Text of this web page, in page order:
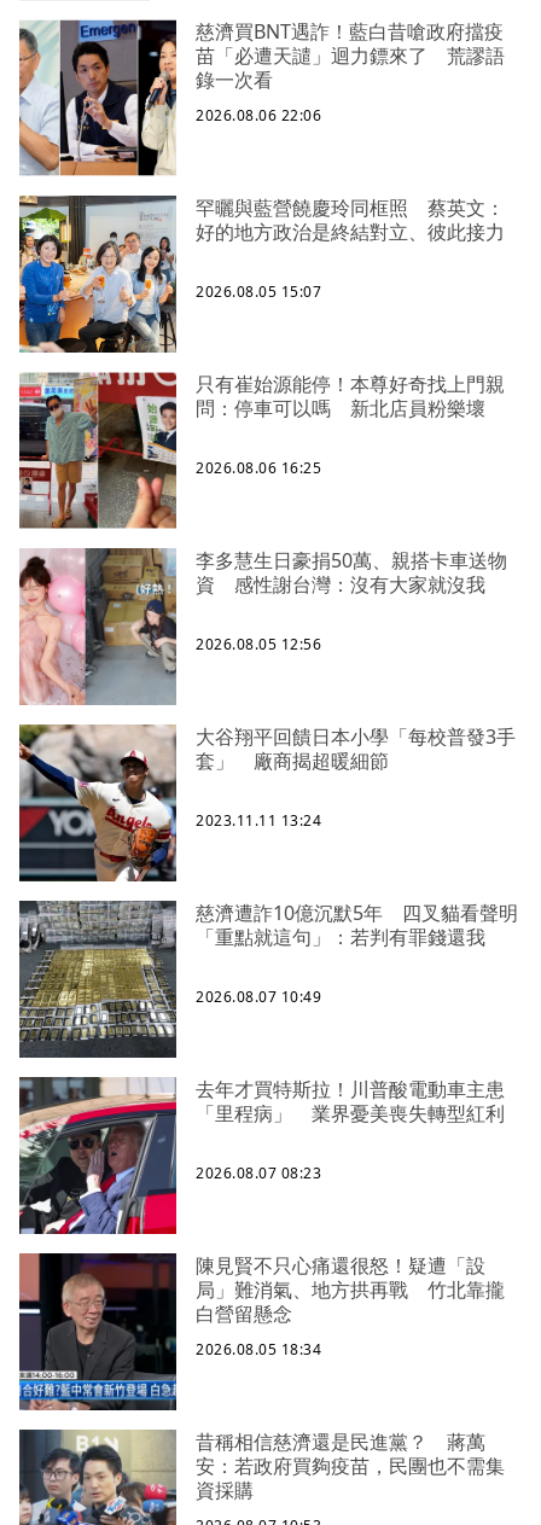
慈濟買BNT遇詐！藍白昔嗆政府擋疫
苗「必遭天譴」迴力鏢來了 荒謬語
錄一次看
2026.08.06 22:06
罕曬與藍營饒慶玲同框照 蔡英文：
好的地方政治是終結對立、彼此接力
2026.08.05 15:07
只有崔始源能停！本尊好奇找上門親
問：停車可以嗎 新北店員粉樂壞
2026.08.06 16:25
李多慧生日豪捐50萬、親搭卡車送物
資 感性謝台灣：沒有大家就沒我
2026.08.05 12:56
大谷翔平回饋日本小學「每校普發3手
套」 廠商揭超暖細節
2023.11.11 13:24
慈濟遭詐10億沉默5年 四叉貓看聲明
「重點就這句」：若判有罪錢還我
2026.08.07 10:49
去年才買特斯拉！川普酸電動車主患
「里程病」 業界憂美喪失轉型紅利
2026.08.07 08:23
陳見賢不只心痛還很怒！疑遭「設
局」難消氣、地方拱再戰 竹北靠攏
白營留懸念
2026.08.05 18:34
昔稱相信慈濟還是民進黨？ 蔣萬
安：若政府買夠疫苗，民團也不需集
資採購